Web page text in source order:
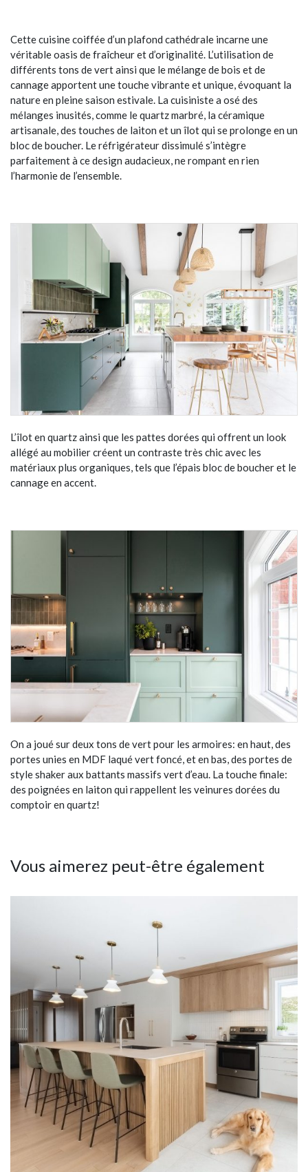
Cette cuisine coiffée d’un plafond cathédrale incarne une
véritable oasis de fraîcheur et d’originalité. L’utilisation de
différents tons de vert ainsi que le mélange de bois et de
cannage apportent une touche vibrante et unique, évoquant la
nature en pleine saison estivale. La cuisiniste a osé des
mélanges inusités, comme le quartz marbré, la céramique
artisanale, des touches de laiton et un îlot qui se prolonge en un
bloc de boucher. Le réfrigérateur dissimulé s’intègre
parfaitement à ce design audacieux, ne rompant en rien
l’harmonie de l’ensemble.
L’îlot en quartz ainsi que les pattes dorées qui offrent un look
allégé au mobilier créent un contraste très chic avec les
matériaux plus organiques, tels que l’épais bloc de boucher et le
cannage en accent.
On a joué sur deux tons de vert pour les armoires: en haut, des
portes unies en MDF laqué vert foncé, et en bas, des portes de
style shaker aux battants massifs vert d’eau. La touche finale:
des poignées en laiton qui rappellent les veinures dorées du
comptoir en quartz!
Vous aimerez peut-être également